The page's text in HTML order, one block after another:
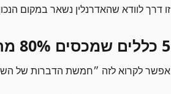
זו דרך לוודא שהאדרנלין נשאר במקום
5 כללים שמכסים 80% מהטעויות
אפשר לקרוא לזה ״חמשת הדברות של